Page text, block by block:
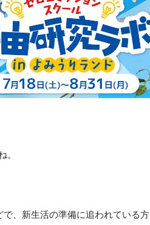
。
、新生活の準備に追われている方